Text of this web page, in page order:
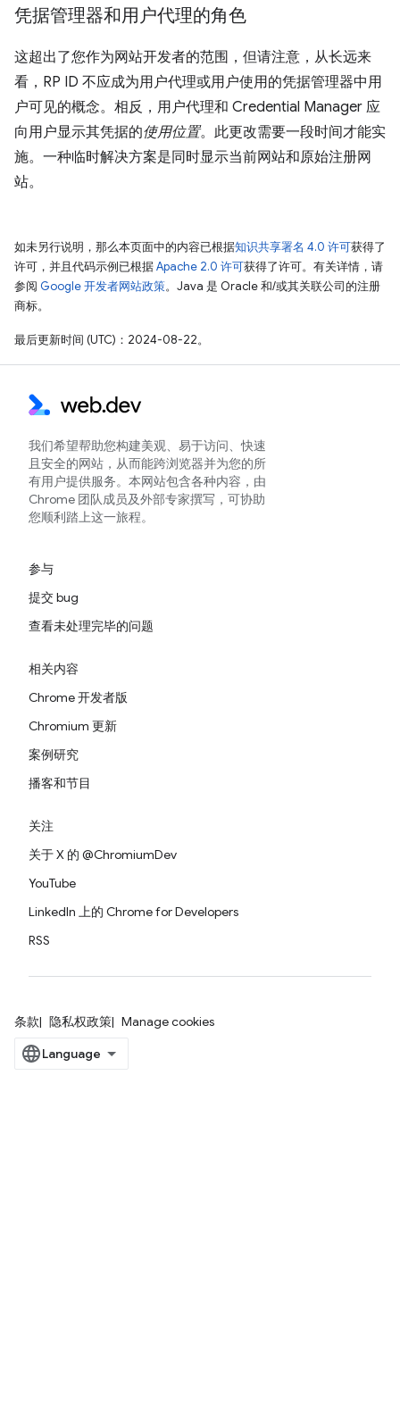
凭据管理器和用户代理的角色
这超出了您作为网站开发者的范围，但请注意，从长远来
看，RP ID 不应成为用户代理或用户使用的凭据管理器中用
户可见的概念。相反，用户代理和 Credential Manager 应
向用户显示其凭据的使用位置。此更改需要一段时间才能实
施。一种临时解决方案是同时显示当前网站和原始注册网
站。
如未另行说明，那么本页面中的内容已根据知识共享署名 4.0 许可获得了
许可，并且代码示例已根据Apache 2.0 许可获得了许可。有关详情，请
参阅 Google 开发者网站政策。Java 是 Oracle 和/或其关联公司的注册
商标。
最后更新时间 (UTC)：2024-08-22。
我们希望帮助您构建美观、易于访问、快速
且安全的网站，从而能跨浏览器并为您的所
有用户提供服务。本网站包含各种内容，由
Chrome 团队成员及外部专家撰写，可协助
您顺利踏上这一旅程。
参与
提交 bug
查看未处理完毕的问题
相关内容
Chrome 开发者版
Chromium 更新
案例研究
播客和节目
关注
关于 X 的 @ChromiumDev
YouTube
LinkedIn 上的 Chrome for Developers
RSS
条款 隐私权政策 Manage cookies